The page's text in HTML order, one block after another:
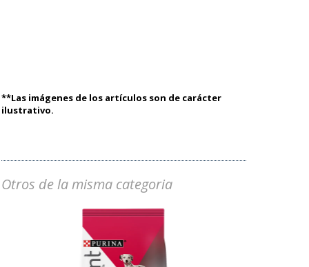
**Las imágenes de los artículos son de carácter
ilustrativo.
Otros de la misma categoria